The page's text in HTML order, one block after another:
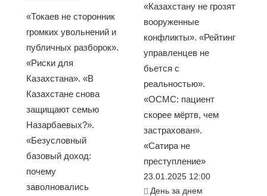
«Токаев не сторонник
громких увольнений и
публичных разборок».
«Риски для
Казахстана». «В
Казахстане снова
защищают семью
Назарбаевых?».
«Безусловный
базовый доход:
почему
заволновались
«Казахстану не грозят
вооруженные
конфликты». «Рейтинг
управленцев не
бьется с
реальностью».
«ОСМС: пациент
скорее мёртв, чем
застрахован».
«Сатира не
преступление»
23.01.2025 12:00
День за днем